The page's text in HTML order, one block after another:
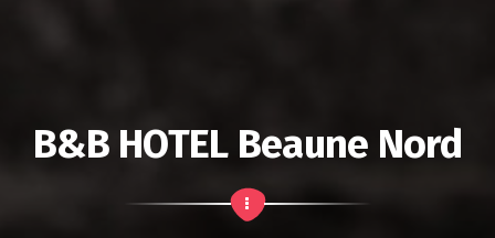
B&B HOTEL Beaune Nord